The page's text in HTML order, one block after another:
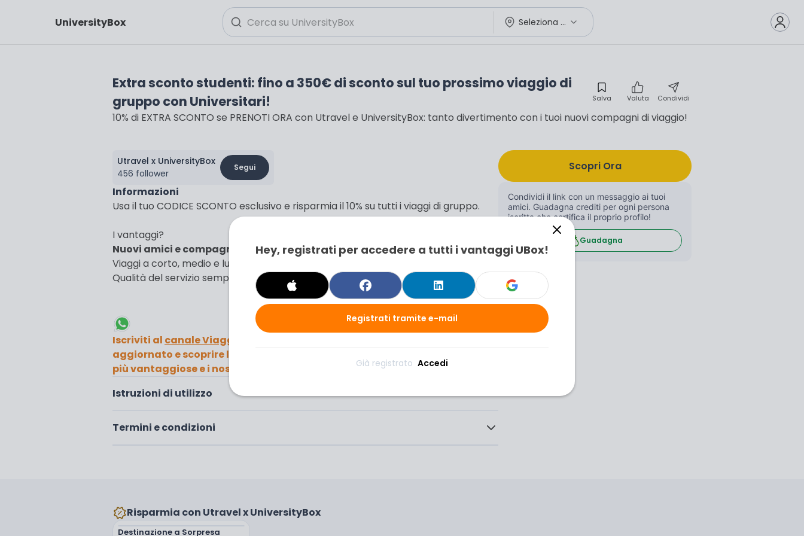
UniversityBox Seleziona città
Extra sconto studenti: fino a 350€ di sconto sul tuo prossimo viaggio di
gruppo con Universitari!
Salva Valuta Condividi
10% di EXTRA SCONTO se PRENOTI ORA con Utravel e UniversityBox: tanto divertimento con i tuoi nuovi compagni di viaggio!
Utravel x UniversityBox
456 follower
Segui
Informazioni
Usa il tuo CODICE SCONTO esclusivo e risparmia il 10% su tutti i viaggi di gruppo.
I vantaggi?
Nuovi amici e compagni di avventura.
Viaggi a corto, medio e lungo raggio, per tutte le tasche.
Qualità del servizio sempre garantita dal più grande tour operator italiano.
Iscriviti al canale Viaggi
aggiornato e scoprire le destinazioni più amate dai tuoi coetanei, le offerte
più vantaggiose e i nostri consigli di viaggio.
Istruzioni di utilizzo
Termini e condizioni
Scopri Ora
Condividi il link con un messaggio ai tuoi
amici. Guadagna crediti per ogni persona
iscritta che certifica il proprio profilo!
Guadagna
Risparmia con Utravel x UniversityBox
Destinazione a Sorpresa
Hey, registrati per accedere a tutti i vantaggi UBox!
Registrati tramite e-mail
Già registrato Accedi